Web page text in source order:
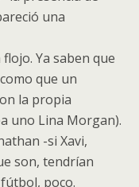
una
Ya saben que
que un
la propia
uno Lina Morgan).
-si Xavi,
son, tendrían
poco.